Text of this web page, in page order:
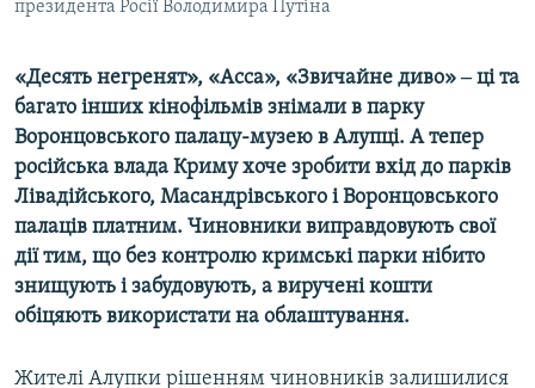
президента Росії Володимира Путіна
«Десять негренят», «Асса», «Звичайне диво» ‒ ці та
багато інших кінофільмів знімали в парку
Воронцовського палацу-музею в Алупці. А тепер
російська влада Криму хоче зробити вхід до парків
Лівадійського, Масандрівського і Воронцовського
палаців платним. Чиновники виправдовують свої
дії тим, що без контролю кримські парки нібито
знищують і забудовують, а виручені кошти
обіцяють використати на облаштування.
Жителі Алупки рішенням чиновників залишилися